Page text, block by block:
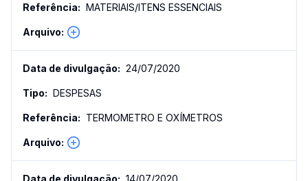
MATERIAIS/ITENS ESSENCIAIS
24/07/2020
DESPESAS
TERMOMETRO E OXÍMETROS
14/07/2020